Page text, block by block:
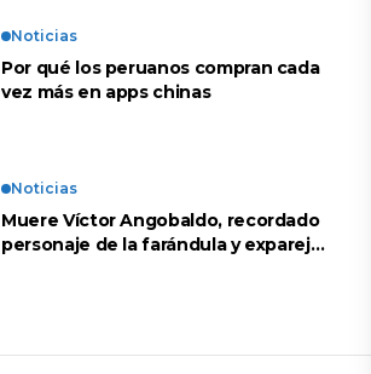
Noticias
Por qué los peruanos compran cada
vez más en apps chinas
Noticias
Muere Víctor Angobaldo, recordado
personaje de la farándula y expareja